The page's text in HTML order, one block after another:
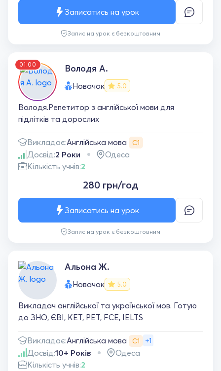
Запис на урок є безкоштовним
Записатись на урок
01:00 Володя А.
Новачок 5.0
Володя.Репетитор з англійської мови для
підлітків та дорослих
Викладає:Англійська мова С1
Досвід:2 Роки
Одеса
Кількість учнів:2
280 грн/год
Запис на урок є безкоштовним
Записатись на урок
Альона Ж.
Новачок 5.0
Викладач англійської та української мов. Готую
до ЗНО, ЄВІ, KET, PET, FCE, IELTS
Викладає:Англійська мова С1 +1
Досвід:10+ Років
Одеса
Кількість учнів:2